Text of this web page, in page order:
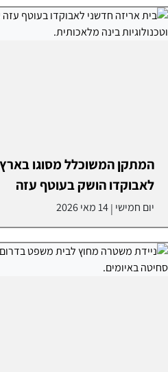
המתקן המשוכלל מסוגו
לאבוקדו הושק בעוטף עזה
יום חמישי |14 מאי 2026